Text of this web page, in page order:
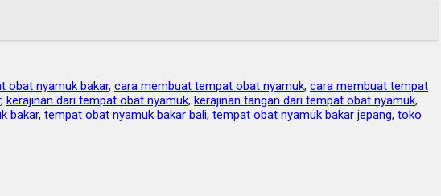
obat nyamuk bakar, cara membuat tempat obat nyamuk, cara membuat tempat
, kerajinan dari tempat obat nyamuk, kerajinan tangan dari tempat obat nyamuk,
bakar, tempat obat nyamuk bakar bali, tempat obat nyamuk bakar jepang, toko